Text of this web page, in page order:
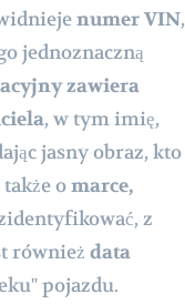
numer VIN,
jednoznaczną
zawiera
, w tym imię,
jasny obraz, kto
omarce,
z
również data
pojazdu.